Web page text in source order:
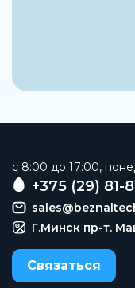
Тип
Индивидуальное
Артикул
Производитель
c 8:00 до 17:00,
+375 (29) 81-
Г.Минск пр-т.
Связаться